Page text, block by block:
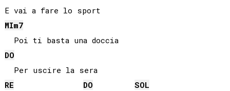
MIm7
  Poi ti basta una doccia
DO
  Per uscire la sera
RE
DO
SOL